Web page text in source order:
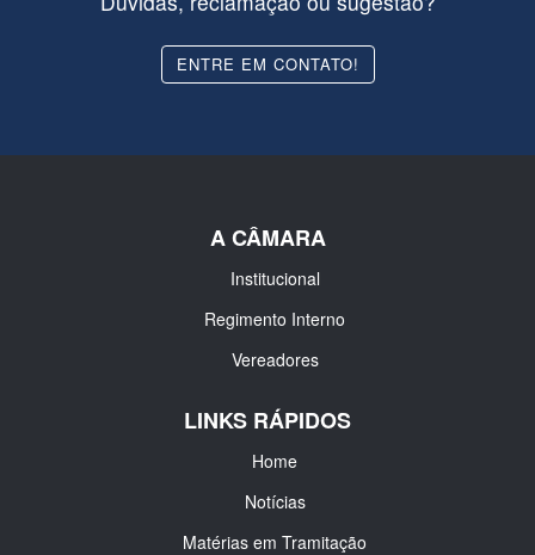
ENTRE EM CONTATO!
A CÂMARA
Institucional
Regimento Interno
Vereadores
LINKS RÁPIDOS
Home
Notícias
Matérias em Tramitação